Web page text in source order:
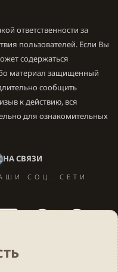
ответственности за
пользователей. Если Вы
содержаться
материал защищенный
сообщить
к действию, вся
для ознакомительных
НА СВЯЗИ
СОЦ. СЕТИ